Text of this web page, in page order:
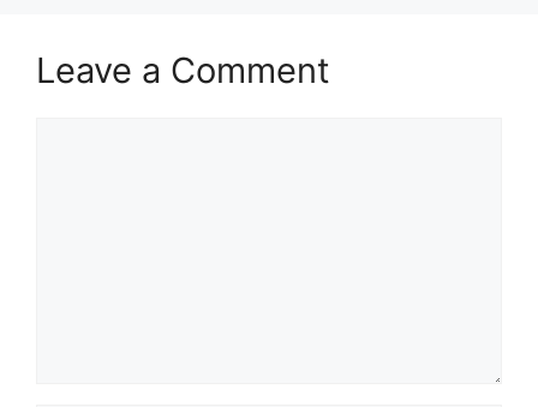
Leave a Comment